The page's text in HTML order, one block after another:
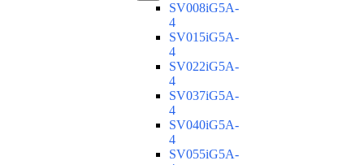
SV008iG5A-
4
SV015iG5A-
4
SV022iG5A-
4
SV037iG5A-
4
SV040iG5A-
4
SV055iG5A-